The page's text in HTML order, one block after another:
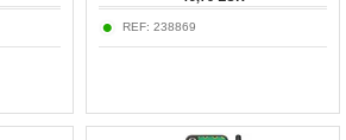
REF: 238869